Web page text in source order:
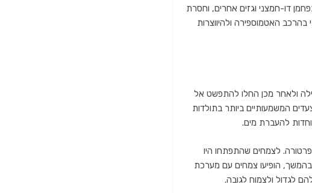
דו-חמצני וגזים אחרים, וחסרת
בהרכב האטמוספירה ולהיווצרות
ולאחר מכן החלו להתפשט אל
שנה, והוא היה אחד הצעדים המשמעותיים ביותר בתולדות
להעברת מים.
לצמחים שהתפתחו היו
הופיעו צמחים עם מערכת
לגדול ולצמוח לגובה.